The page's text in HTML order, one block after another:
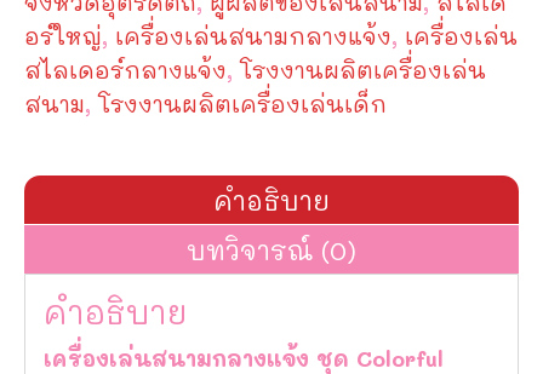
อร์ใหญ่, เครื่องเล่นสนามกลางแจ้ง, เครื่องเล่น
สไลเดอร์กลางแจ้ง,โรงงานผลิตเครื่องเล่น
สนาม,โรงงานผลิตเครื่องเล่นเด็ก
คำอธิบาย
บทวิจารณ์ (0)
คำอธิบาย
เครื่องเล่นสนามกลางแจ้ง ชุด Colorful